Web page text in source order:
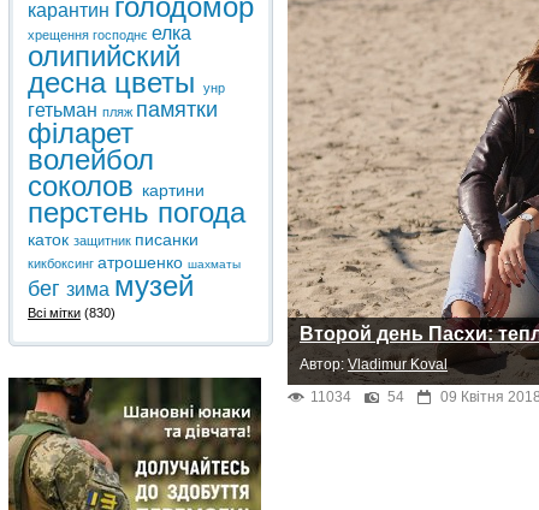
Второй день Пасхи:
Автор: Vladimur Koval
11034
54 09 Квітня
карантин голодомор
хрещення господнє елка
олипийский
десна цветы унр
гетьман пляж памятки
філарет
волейбол
соколов картини
перстень погода
каток защитник писанки
кикбоксинг атрошенко шахматы
бег зима музей
Всі мітки (830)